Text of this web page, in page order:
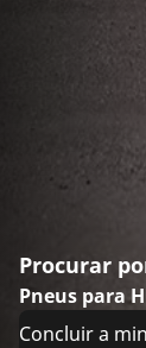
Procurar
Pneus para
Concluir a